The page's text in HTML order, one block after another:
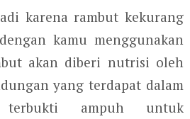
karena rambut kekurang
kamu menggunakan
akan diberi nutrisi oleh
yang terdapat dalam
ampuh untuk